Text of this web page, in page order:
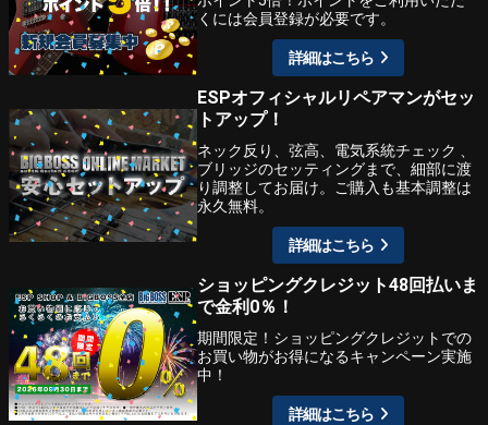
くには会員登録が必要です。
詳細はこちら
ESPオフィシャルリペアマンがセッ
トアップ！
ネック反り、弦高、電気系統チェック 、
ブリッジのセッティングまで、細部に渡
り調整してお届け。ご購入も基本調整は
永久無料。
詳細はこちら
ショッピングクレジット48回払いま
で金利0％！
期間限定！ショッピングクレジットでの
お買い物がお得になるキャンペーン実施
中！
詳細はこちら